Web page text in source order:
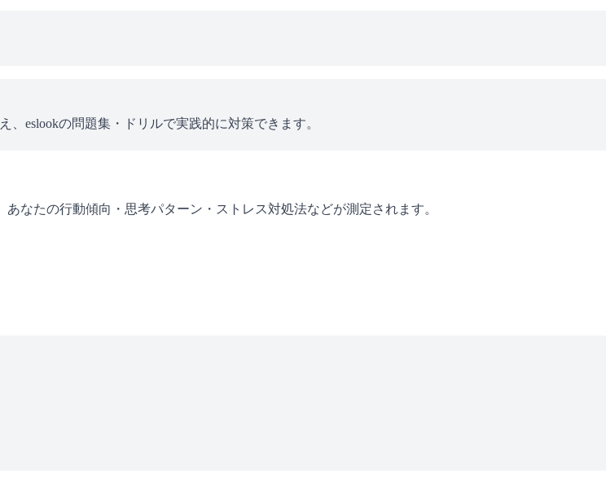
eslookの問題集・ドリルで実践的に対策できます。
なたの行動傾向・思考パターン・ストレス対処法などが測定されます。